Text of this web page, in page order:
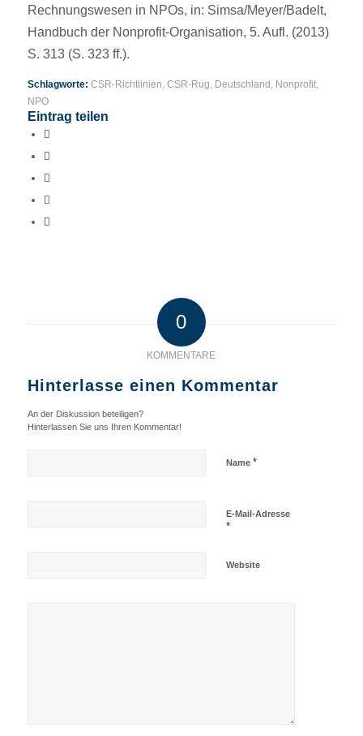
Rechnungswesen in NPOs, in: Simsa/Meyer/Badelt,
Handbuch der Nonprofit-Organisation, 5. Aufl. (2013)
S. 313 (S. 323 ff.).
Schlagworte: CSR-Richtlinien CSR-Rug Deutschland Nonprofit,
NPO
Eintrag teilen
0
KOMMENTARE
Hinterlasse einen Kommentar
An der Diskussion beteiligen?
Hinterlassen Sie uns Ihren Kommentar!
Name *
E-Mail-Adresse
*
Website